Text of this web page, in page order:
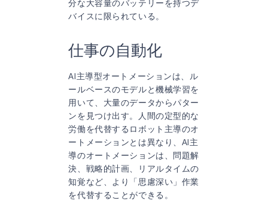
分な大容量のバッテリーを持つデ
バイスに限られている。
仕事の自動化
AI主導型オートメーションは、ル
ールベースのモデルと機械学習を
用いて、大量のデータからパター
ンを見つけ出す。人間の定型的な
労働を代替するロボット主導のオ
ートメーションとは異なり、AI主
導のオートメーションは、問題解
決、戦略的計画、リアルタイムの
知覚など、より「思慮深い」作業
を代替することができる。